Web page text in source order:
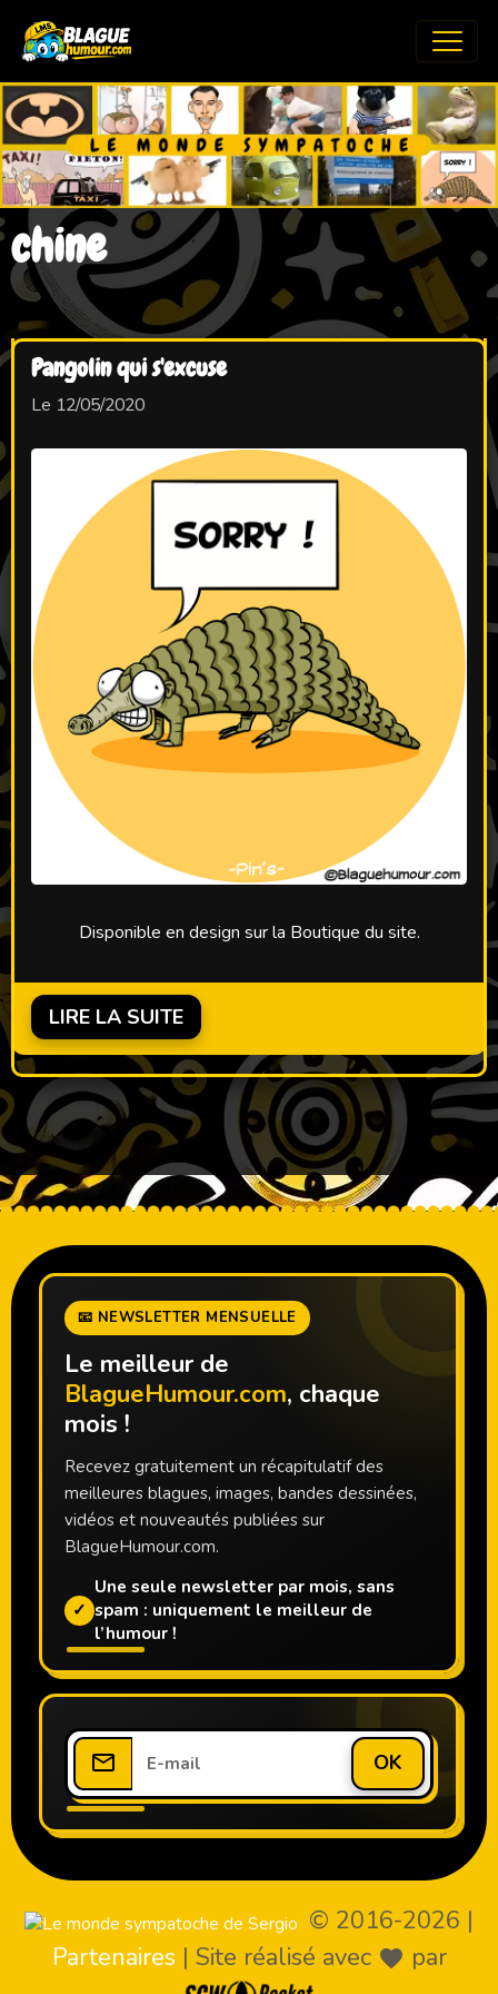
chine
Pangolin qui s'excuse
Le 12/05/2020
Disponible en design sur la Boutique du site.
LIRE LA SUITE
📧 NEWSLETTER MENSUELLE
Le meilleur de
BlagueHumour.com, chaque
mois !
Recevez gratuitement un récapitulatif des
meilleures blagues, images, bandes dessinées,
vidéos et nouveautés publiées sur
BlagueHumour.com.
✓
Une seule newsletter par mois, sans
spam : uniquement le meilleur de
l’humour !
OK
© 2016-2026 |
Partenaires | Site réalisé avec par